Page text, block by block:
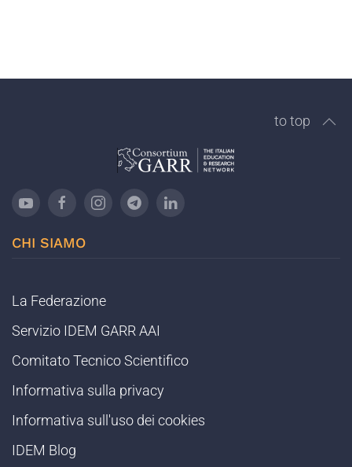
to top
CHI SIAMO
La Federazione
Servizio IDEM GARR AAI
Comitato Tecnico Scientifico
Informativa sulla privacy
Informativa sull'uso dei cookies
IDEM Blog